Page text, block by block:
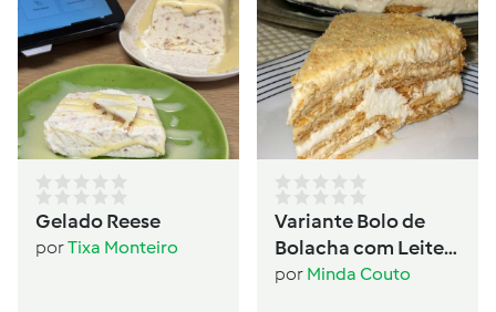
Gelado Reese
porTixa Monteiro
Variante Bolo de
Bolacha com Leite
Condensado
por Minda Couto